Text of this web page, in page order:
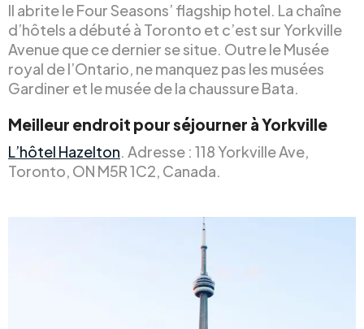
Il abrite le Four Seasons’ flagship hotel. La chaîne
d’hôtels a débuté à Toronto et c’est sur Yorkville
Avenue que ce dernier se situe. Outre le Musée
royal de l’Ontario, ne manquez pas les musées
Gardiner et le musée de la chaussure Bata.
Meilleur endroit pour séjourner à Yorkville
L’hôtel Hazelton. Adresse : 118 Yorkville Ave,
Toronto, ON M5R 1C2, Canada.